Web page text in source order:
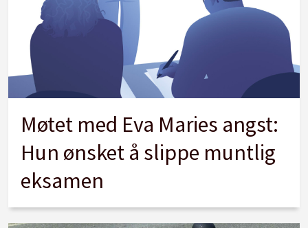
Møtet med Eva Maries angst:
Hun ønsket å slippe muntlig
eksamen